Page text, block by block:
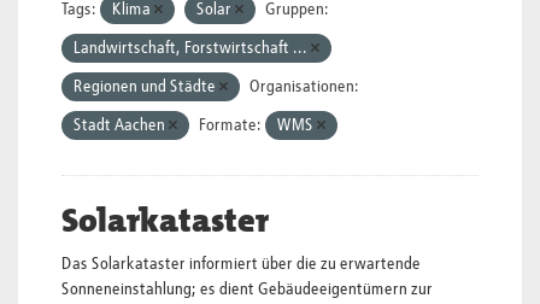
Tags: Klima Solar Gruppen:
Landwirtschaft, Forstwirtschaft ...
Regionen und Städte Organisationen:
Stadt Aachen Formate: WMS
Solarkataster
Das Solarkataster informiert über die zu erwartende
Sonneneinstahlung; es dient Gebäudeeigentümern zur